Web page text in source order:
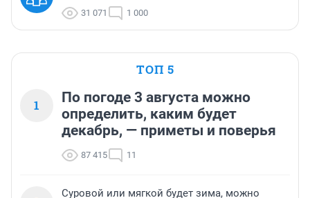
31 071 1 000
ТОП 5
1
По погоде 3 августа можно
определить, каким будет
декабрь, — приметы и поверья
87 415 11
Суровой или мягкой будет зима, можно